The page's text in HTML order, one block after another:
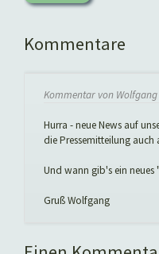
Kommentare
Kommentar von
Hurra - neue News auf
die Pressemitteilung auch
Und wann gib's ein neues
Gruß Wolfgang